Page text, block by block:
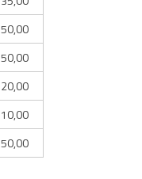
50,00
50,00
20,00
10,00
50,00